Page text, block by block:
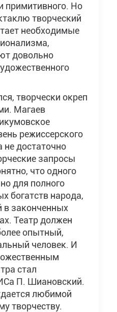
примитивного. Но
творческий
необходимые
довольно
творчески окреп
Магаев
режиссерского
достаточно
запросы
что одного
для полного
богатств народа,
законченных
Театр должен
опытный,
человек. И
стал
П. Шиановский.
любимой
творчеству.